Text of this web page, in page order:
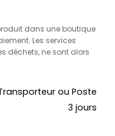
dans une boutique
Les services
déchets, ne sont alors
ou Poste
3 jours